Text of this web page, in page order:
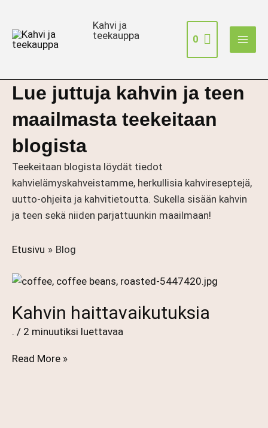
Kahvi ja
teekauppa
0
Lue juttuja kahvin ja teen
maailmasta teekeitaan
blogista
Teekeitaan blogista löydät tiedot
kahvielämyskahveistamme, herkullisia kahvireseptejä,
uutto-ohjeita ja kahvitietoutta. Sukella sisään kahvin
ja teen sekä niiden parjattuunkin maailmaan!
Etusivu Blog
Kahvin haittavaikutuksia
. / 2 minuutiksi luettavaa
Kahvin
Read More »